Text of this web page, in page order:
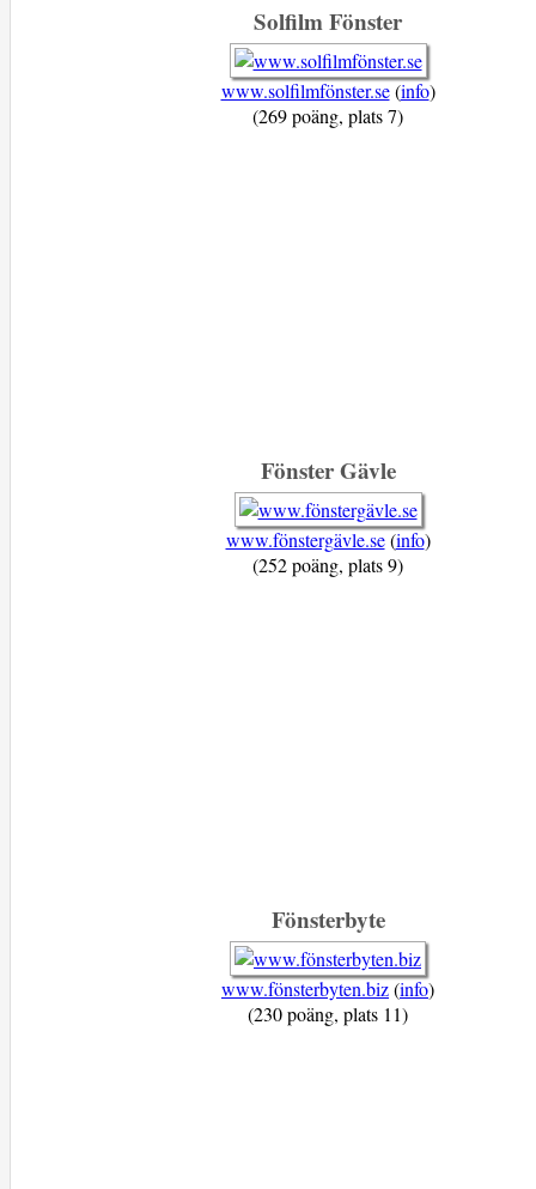
Solfilm Fönster
www.solfilmfönster.se(info)
(269 poäng, plats 7)
Fönster Gävle
www.fönstergävle.se(info)
(252 poäng, plats 9)
Fönsterbyte
www.fönsterbyten.biz(info)
(230 poäng, plats 11)